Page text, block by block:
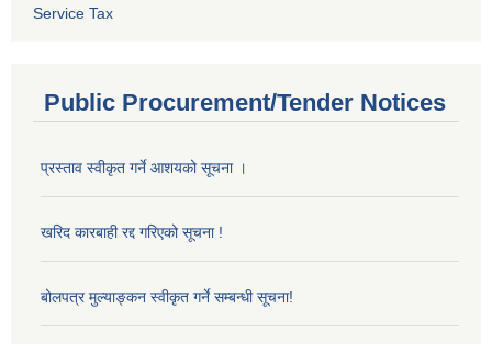
Service Tax
Public Procurement/Tender Notices
प्रस्ताव स्वीकृत गर्ने आशयको सूचना ।
खरिद कारबाही रद्द गरिएको सूचना !
बोलपत्र मुल्याङ्कन स्वीकृत गर्ने सम्बन्धी सूचना!